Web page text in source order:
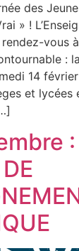
des
» !
rendez-vous
:
14
et lycées